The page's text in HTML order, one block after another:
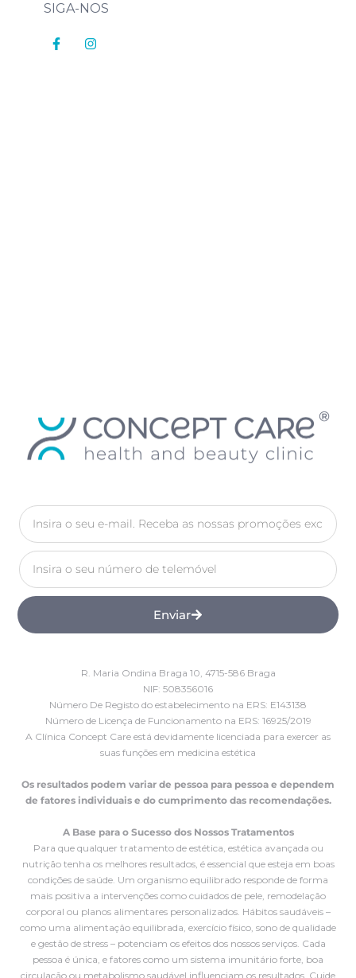
SIGA-NOS
Enviar
R. Maria Ondina Braga 10, 4715-586 Braga
NIF: 508356016
Número De Registo do estabelecimento na ERS: E143138
Número de Licença de Funcionamento na ERS: 16925/2019
A Clínica Concept Care está devidamente licenciada para exercer as
suas funções em medicina estética
Os resultados podem variar de pessoa para pessoa e dependem
de fatores individuais e do cumprimento das recomendações.
A Base para o Sucesso dos Nossos Tratamentos
Para que qualquer tratamento de estética, estética avançada ou
nutrição tenha os melhores resultados, é essencial que esteja em boas
condições de saúde. Um organismo equilibrado responde de forma
mais positiva a intervenções como cuidados de pele, remodelação
corporal ou planos alimentares personalizados. Hábitos saudáveis –
como uma alimentação equilibrada, exercício físico, sono de qualidade
e gestão de stress – potenciam os efeitos dos nossos serviços. Cada
pessoa é única, e fatores como um sistema imunitário forte, boa
circulação ou metabolismo saudável influenciam os resultados. Cuide